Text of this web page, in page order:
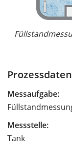
Prozessdaten
Messaufgabe:
Messstelle:
Tank